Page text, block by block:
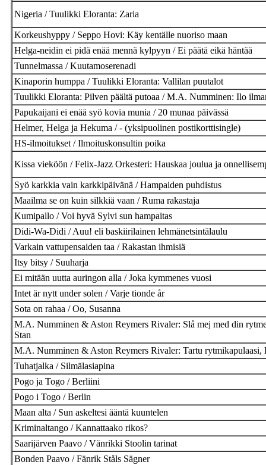
Nigeria / Tuulikki Eloranta: Zaria
Korkeushyppy / Seppo Hovi: Käy kentälle nuoriso maan
Helga-neidin ei pidä enää mennä kylpyyn / Ei päätä eikä häntää
Tunnelmassa / Kuutamoserenadi
Kinaporin humppa / Tuulikki Eloranta: Vallilan puutalot
Tuulikki Eloranta: Pilven päältä putoaa / M.A. Numminen: Ilo
Papukaijani ei enää syö kovia munia / 20 munaa päivässä
Helmer, Helga ja Hekuma / - (yksipuolinen postikorttisingle)
HS-ilmoitukset / Ilmoituskonsultin poika
Kissa vieköön / Felix-Jazz Orkesteri: Hauskaa joulua ja
Syö karkkia vain karkkipäivänä / Hampaiden puhdistus
Maailma se on kuin silkkiä vaan / Ruma rakastaja
Kumipallo / Voi hyvä Sylvi sun hampaitas
Didi-Wa-Didi / Auu! eli baskiirilainen lehmänetsintälaulu
Varkain vattupensaiden taa / Rakastan ihmisiä
Itsy bitsy / Suuharja
Ei mitään uutta auringon alla / Joka kymmenes vuosi
Intet är nytt under solen / Varje tionde år
Sota on rahaa / Oo, Susanna
M.A. Numminen & Aston Reymers Rivaler: Slå mej med din
Stan
M.A. Numminen & Aston Reymers Rivaler: Tartu rytmikapulaasi,
Tuhatjalka / Silmälasiapina
Pogo ja Togo / Berliini
Pogo i Togo / Berlin
Maan alta / Sun askeltesi ääntä kuuntelen
Kriminaltango / Kannattaako rikos?
Saarijärven Paavo / Vänrikki Stoolin tarinat
Bonden Paavo / Fänrik Ståls Sägner